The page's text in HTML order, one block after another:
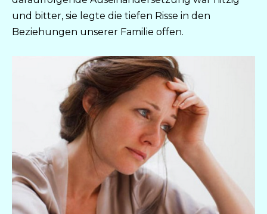
und bitter, sie legte die tiefen Risse in den
Beziehungen unserer Familie offen.